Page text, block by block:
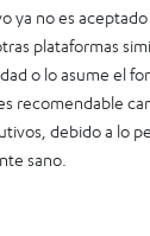
ya no es
plataformas
o lo asume el
recomendable
debido a lo
sano.